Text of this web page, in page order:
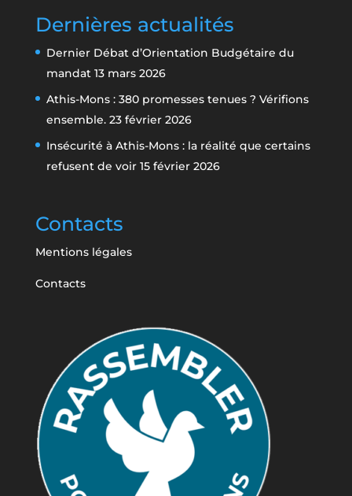
Dernières actualités
Dernier Débat d’Orientation Budgétaire du
mandat 13 mars 2026
Athis-Mons : 380 promesses tenues ? Vérifions
ensemble. 23 février 2026
Insécurité à Athis-Mons : la réalité que certains
refusent de voir 15 février 2026
Contacts
Mentions légales
Contacts